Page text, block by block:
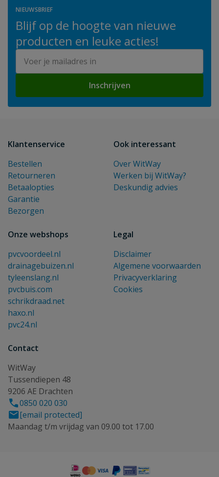
NIEUWSBRIEF
Blijf op de hoogte van nieuwe
producten en leuke acties!
Inschrijven
Klantenservice
Bestellen
Retourneren
Betaalopties
Garantie
Bezorgen
Ook interessant
Over WitWay
Werken bij WitWay?
Deskundig advies
Onze webshops
pvcvoordeel.nl
drainagebuizen.nl
tyleenslang.nl
pvcbuis.com
schrikdraad.net
haxo.nl
pvc24.nl
Legal
Disclaimer
Algemene voorwaarden
Privacyverklaring
Cookies
Contact
WitWay
Tussendiepen 48
9206 AE Drachten
0850 020 030
[email protected]
Maandag t/m vrijdag van 09.00 tot 17.00